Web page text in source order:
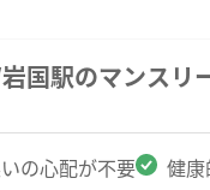
国駅のマンスリ
の心配が不要 健